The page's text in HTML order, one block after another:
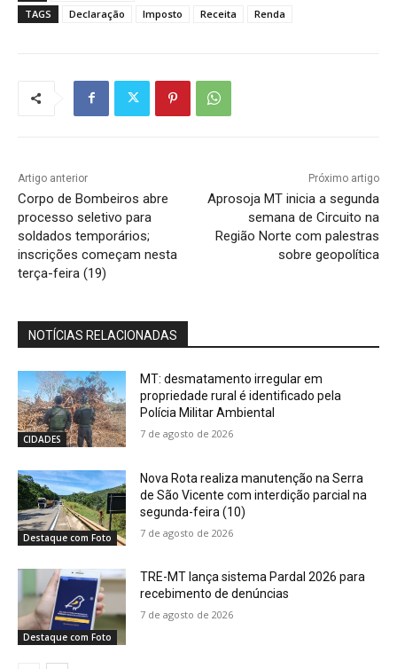
TAGS
Declaração Imposto Receita Renda
Artigo anterior
Corpo de Bombeiros abre
processo seletivo para
soldados temporários;
inscrições começam nesta
terça-feira (19)
Próximo artigo
Aprosoja MT inicia a segunda
semana de Circuito na
Região Norte com palestras
sobre geopolítica
NOTÍCIAS RELACIONADAS
CIDADES
MT: desmatamento irregular em
propriedade rural é identificado pela
Polícia Militar Ambiental
7 de agosto de 2026
Destaque com Foto
Nova Rota realiza manutenção na Serra
de São Vicente com interdição parcial na
segunda-feira (10)
7 de agosto de 2026
Destaque com Foto
TRE-MT lança sistema Pardal 2026 para
recebimento de denúncias
7 de agosto de 2026